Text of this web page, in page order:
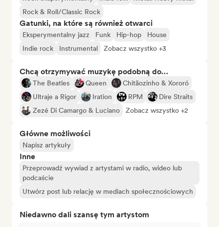
Rock & Roll/Classic Rock
Gatunki, na które są również otwarci
Eksperymentalny jazz Funk Hip-hop
House
Indie rock
Instrumental Zobacz wszystko +3
Chcą otrzymywać muzykę podobną do…
The Beatles Queen
Chitãozinho & Xororó
Ultraje a Rigor
Iration RPM
Dire Straits
Zezé Di Camargo & Luciano
Zobacz wszystko +2
Główne możliwości
Napisz artykuły
Inne
Przeprowadź wywiad z artystami w radio, wideo lub
podcaście
Utwórz post lub relację w mediach społecznościowych
Niedawno dali szansę tym artystom